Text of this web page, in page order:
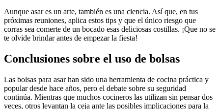
Aunque ⁣asar es un arte,⁢ también es⁣ una ciencia. Así que,​ en tus
próximas ⁣reuniones, aplica estos ​tips ⁢y que el único riesgo⁣ que
corras ​sea comerte de un bocado esas deliciosas⁤ costillas.⁣ ¡Que no se
te olvide brindar antes⁢ de empezar‌ la fiesta!
Conclusiones⁤ sobre el uso de bolsas
Las bolsas para⁣ asar han​ sido ⁣una herramienta de cocina⁢ práctica y
popular desde hace años,​ pero el debate sobre su seguridad
continúa. Mientras que muchos cocineros ⁣las utilizan sin ⁤pensar ‍dos
veces, otros levantan la ceja ante las posibles implicaciones para la